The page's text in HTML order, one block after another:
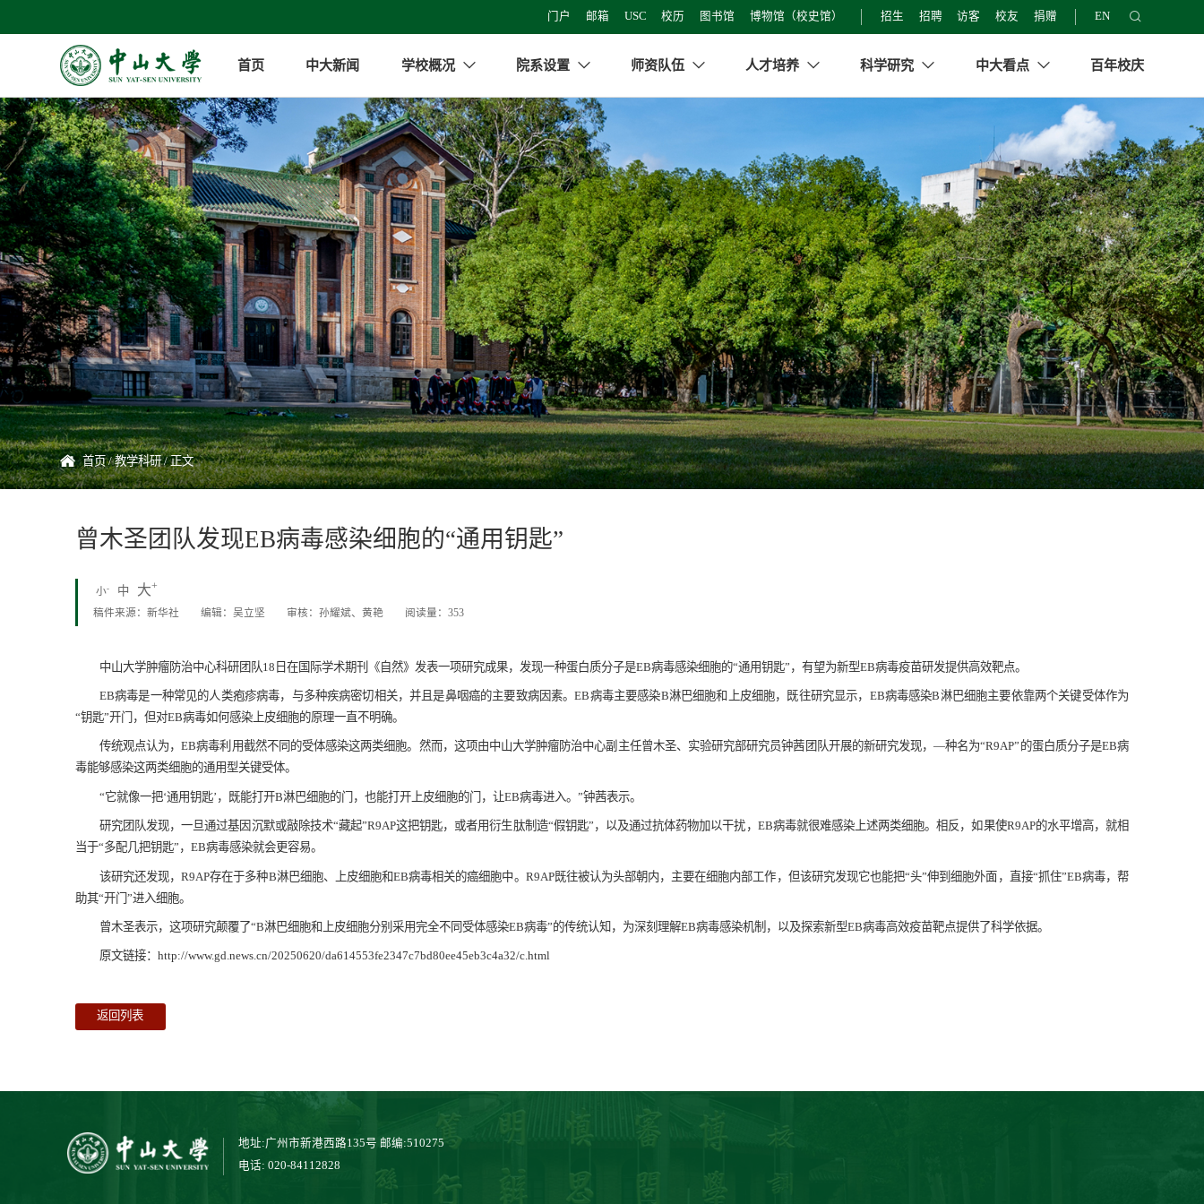
门户 邮箱 USC 校历 图书馆 博物馆（校史馆） 招生 招聘 访客 校友 捐赠 EN
首页 中大新闻 学校概况 院系设置 师资队伍 人才培养 科学研究 中大看点 百年校庆
首页/教学科研/ 正文
曾木圣团队发现EB病毒感染细胞的“通用钥匙”
小- 中 大+
稿件来源：新华社 编辑：吴立坚 审核：孙耀斌、黄艳 阅读量： 353
中山大学肿瘤防治中心科研团队18日在国际学术期刊《自然》发表一项研究成果，发现一种蛋白质分子是EB病毒感染细胞的“通用钥匙”，有望为新型EB病毒疫苗研发提供高效靶点。
EB病毒是一种常见的人类疱疹病毒，与多种疾病密切相关，并且是鼻咽癌的主要致病因素。EB病毒主要感染B淋巴细胞和上皮细胞，既往研究显示，EB病毒感染B淋巴细胞主要依靠两个关键受体作为
“钥匙”开门，但对EB病毒如何感染上皮细胞的原理一直不明确。
传统观点认为，EB病毒利用截然不同的受体感染这两类细胞。然而，这项由中山大学肿瘤防治中心副主任曾木圣、实验研究部研究员钟茜团队开展的新研究发现，—种名为“R9AP”的蛋白质分子是EB病
毒能够感染这两类细胞的通用型关键受体。
“它就像一把‘通用钥匙’，既能打开B淋巴细胞的门，也能打开上皮细胞的门，让EB病毒进入。”钟茜表示。
研究团队发现，一旦通过基因沉默或敲除技术“藏起”R9AP这把钥匙，或者用衍生肽制造“假钥匙”，以及通过抗体药物加以干扰，EB病毒就很难感染上述两类细胞。相反，如果使R9AP的水平增高，就相
当于“多配几把钥匙”，EB病毒感染就会更容易。
该研究还发现，R9AP存在于多种B淋巴细胞、上皮细胞和EB病毒相关的癌细胞中。R9AP既往被认为头部朝内，主要在细胞内部工作，但该研究发现它也能把“头”伸到细胞外面，直接“抓住”EB病毒，帮
助其“开门”进入细胞。
曾木圣表示，这项研究颠覆了“B淋巴细胞和上皮细胞分别采用完全不同受体感染EB病毒”的传统认知，为深刻理解EB病毒感染机制，以及探索新型EB病毒高效疫苗靶点提供了科学依据。
原文链接： http://www.gd.news.cn/20250620/da614553fe2347c7bd80ee45eb3c4a32/c.html
返回列表
地址:广州市新港西路135号 邮编:510275
电话: 020-84112828